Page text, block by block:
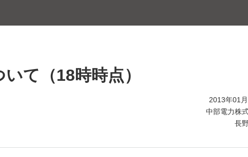
て（18時時点）
2013年01
中部電力株
長